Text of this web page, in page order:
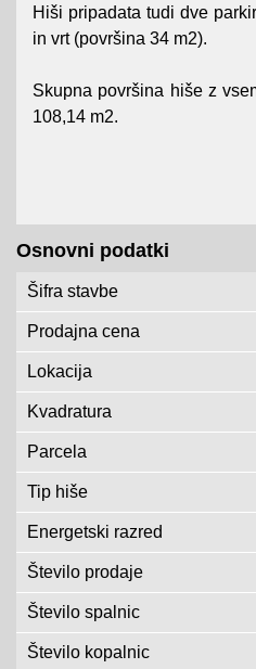
Hiši pripadata tudi dve
in vrt (površina 34 m2).
Skupna površina hiše z
108,14 m2.
Osnovni podatki
Šifra stavbe
Prodajna cena
Lokacija
Kvadratura
Parcela
Tip hiše
Energetski razred
Število prodaje
Število spalnic
Število kopalnic